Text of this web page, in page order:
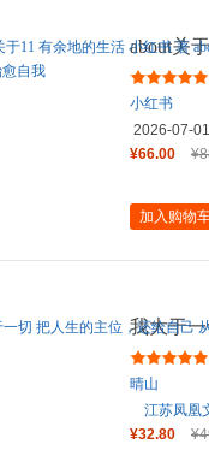
about关
关于内
小红书
2026-07-01
¥66.00
加入购物
我大于
能靠自
晴山
江苏凤凰
¥32.80